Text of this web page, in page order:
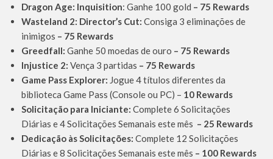
Dragon Age: Inquisition: Ganhe 100 gold – 75 Rewards
Wasteland 2: Director’s Cut: Consiga 3 eliminações de
inimigos – 75 Rewards
Greedfall: Ganhe 50 moedas de ouro – 75 Rewards
Injustice 2: Vença 3 partidas – 75 Rewards
Game Pass Explorer: Jogue 4 títulos diferentes da
biblioteca Game Pass (Console ou PC) – 10 Rewards
Solicitação para Iniciante: Complete 6 Solicitações
Diárias e 4 Solicitações Semanais este mês – 25 Rewards
Dedicação às Solicitações: Complete 12 Solicitações
Diárias e 8 Solicitações Semanais este mês – 100 Rewards